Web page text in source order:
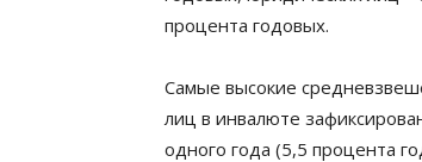
процента годовых.
Самые высокие
лиц в инвалюте
одного года (5,5 процента